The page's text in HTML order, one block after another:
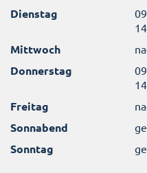
Dienstag
Mittwoch
Donnerstag
Freitag
Sonnabend
Sonntag